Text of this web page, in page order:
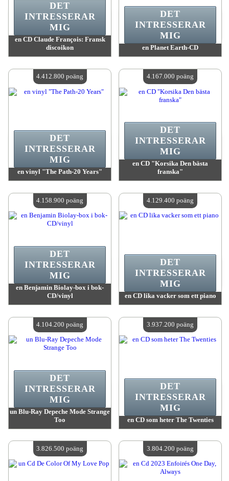
en CD Claude François: Fransk
discoikon
Antal tillgängliga:4
DET
INTRESSERAR
MIG
en Planet Earth-CD
Antal tillgängliga:4
DET
INTRESSERAR
MIG
en vinyl "The Path-20 Years"
Antal tillgängliga:4
DET
INTRESSERAR
MIG
4.412.800 poäng
en CD "Korsika Den bästa
franska"
Antal tillgängliga:4
DET
INTRESSERAR
MIG
4.167.000 poäng
en Benjamin Biolay-box i bok-
CD/vinyl
Antal tillgängliga:4
DET
INTRESSERAR
MIG
4.158.900 poäng
en CD lika vacker som ett piano
Antal tillgängliga:4
DET
INTRESSERAR
MIG
4.129.400 poäng
un Blu-Ray Depeche Mode Strange
Too
Antal tillgängliga:4
DET
INTRESSERAR
MIG
4.104.200 poäng
en CD som heter The Twenties
Antal tillgängliga:4
DET
INTRESSERAR
MIG
3.937.200 poäng
3.826.500 poäng 3.804.200 poäng